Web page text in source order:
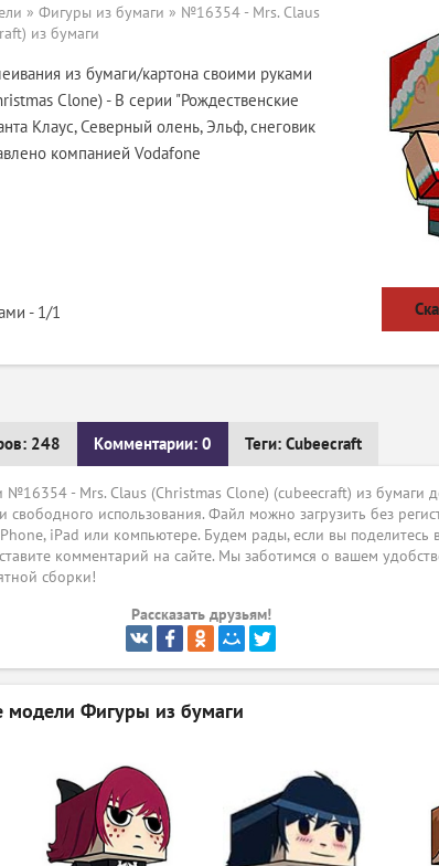
» Фигуры из бумаги » №16354 - Mrs. Claus
из бумаги
из бумаги/картона своими руками
Clone) - В серии "Рождественские
Клаус, Северный олень, Эльф, снеговик
компанией Vodafone
- 1/1
248 Комментарии: 0 Теги: Cubeecraft
№16354 - Mrs. Claus (Christmas Clone) (cubeecraft) из бумаги
свободного использования. Файл можно загрузить без
iPad или компьютере. Будем рады, если вы поделитесь
комментарий на сайте. Мы заботимся о вашем
сборки!
Рассказать друзьям!
модели Фигуры из бумаги